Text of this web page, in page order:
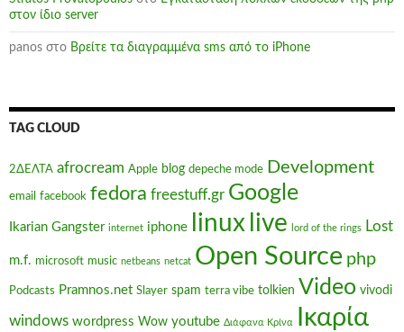
στον ίδιο server
panos στο Βρείτε τα διαγραμμένα sms από το iPhone
TAG CLOUD
2ΔΕΛΤΑ afrocream Apple blog depeche mode Development
email facebook fedora freestuff.gr Google
Ikarian Gangster internet iphone linux live lord of the rings Lost
m.f. microsoft music netbeans netcat Open Source php
Podcasts Pramnos.net Slayer spam terra vibe tolkien Video vivodi
windows wordpress Wow youtube Διάφανα Κρίνα Ικαρία